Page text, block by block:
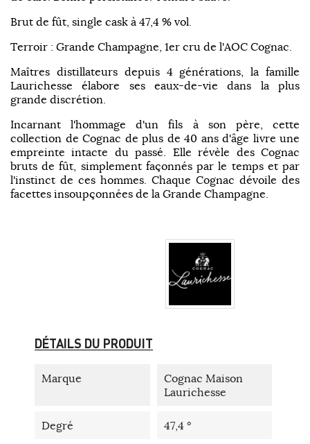
Brut de fût, single cask à 47,4 % vol.
Terroir : Grande Champagne, 1er cru de l'AOC Cognac.
Maîtres distillateurs depuis 4 générations, la famille
Laurichesse élabore ses eaux-de-vie dans la plus
grande discrétion.
Incarnant l'hommage d'un fils à son père, cette
collection de Cognac de plus de 40 ans d'âge livre une
empreinte intacte du passé. Elle révèle des Cognac
bruts de fût, simplement façonnés par le temps et par
l'instinct de ces hommes. Chaque Cognac dévoile des
facettes insoupçonnées de la Grande Champagne.
DÉTAILS DU PRODUIT
Marque
Cognac Maison
Laurichesse
Degré 47,4 °